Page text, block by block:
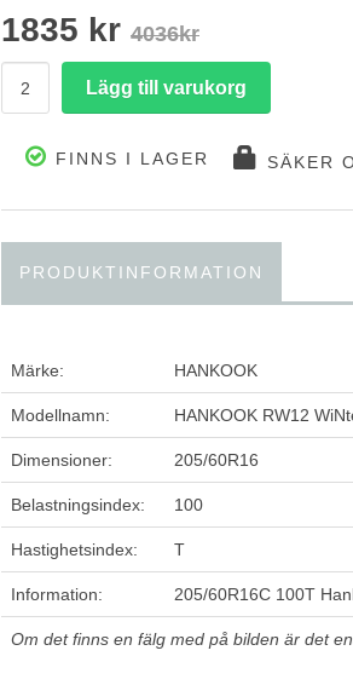
1835 kr 4036kr
FINNS I LAGER SÄKER
PRODUKTINFORMATION
Märke: HANKOOK
Modellnamn: HANKOOK RW12
Dimensioner: 205/60R16
Belastningsindex: 100
Hastighetsindex: T
Information: 205/60R16C 100T
Om det finns en fälg med på bilden är det